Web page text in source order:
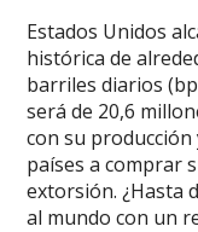
Estados Unidos
histórica de
barriles diarios
será de 20,6
con su
países a comprar
extorsión. ¿Hasta
al mundo con un